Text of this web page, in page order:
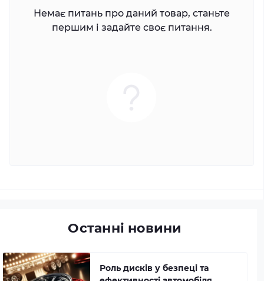
Немає питань про даний товар, станьте
першим і задайте своє питання.
Останні новини
Роль дисків у безпеці та